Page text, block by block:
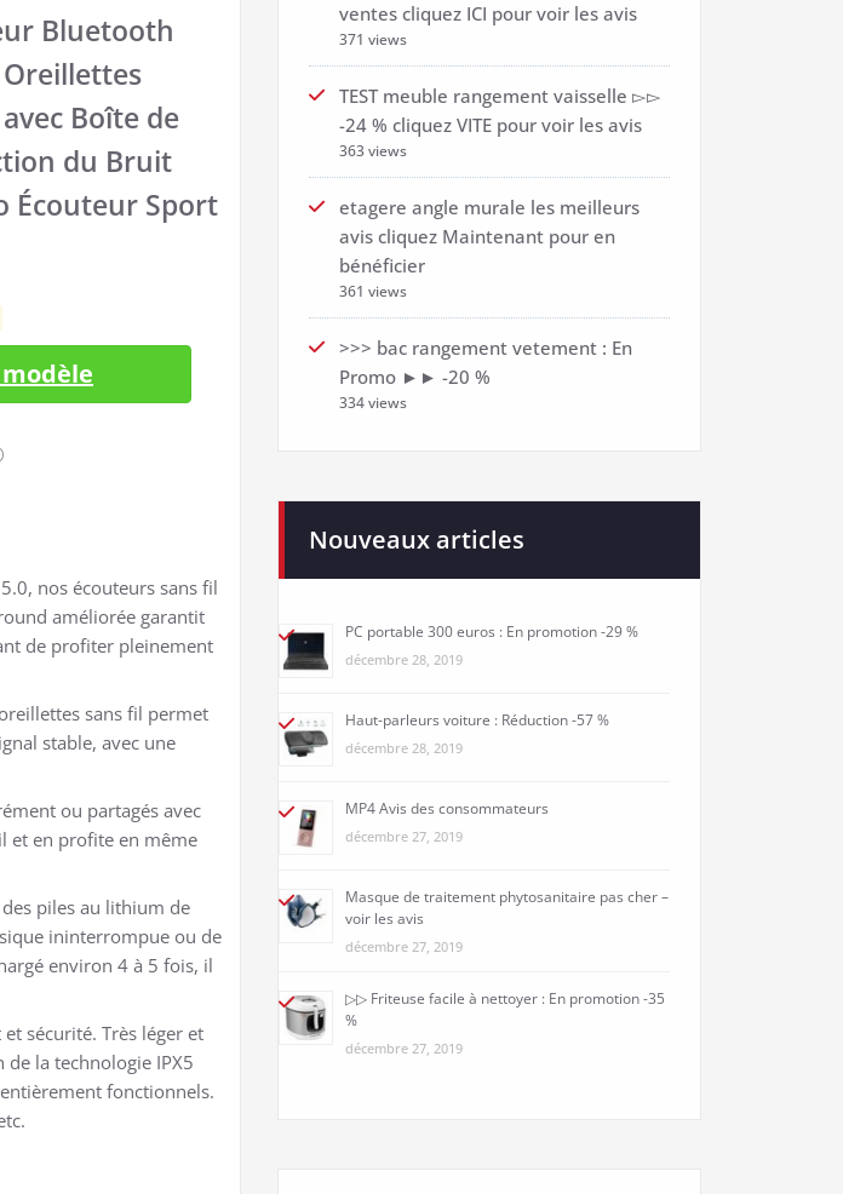
Bluetooth
Boîte de
du Bruit
Écouteur Sport
nos écouteurs sans fil
améliorée garantit
de profiter pleinement
sans fil permet
stable, avec une
ou partagés avec
et en profite en même
piles au lithium de
ininterrompue ou de
environ 4 à 5 fois, il
sécurité. Très léger et
la technologie IPX5
fonctionnels.
ventes cliquez ICI pour voir les avis
371 views
TEST meuble rangement vaisselle ▻▻
-24 % cliquez VITE pour voir les avis
363 views
etagere angle murale les meilleurs
avis cliquez Maintenant pour en
bénéficier
361 views
>>> bac rangement vetement : En
Promo ►► -20 %
334 views
Nouveaux articles
PC portable 300 euros : En promotion -29 %
décembre 28, 2019
Haut-parleurs voiture : Réduction -57 %
décembre 28, 2019
MP4 Avis des consommateurs
décembre 27, 2019
Masque de traitement phytosanitaire pas cher –
voir les avis
décembre 27, 2019
▷▷ Friteuse facile à nettoyer : En promotion -35
%
décembre 27, 2019